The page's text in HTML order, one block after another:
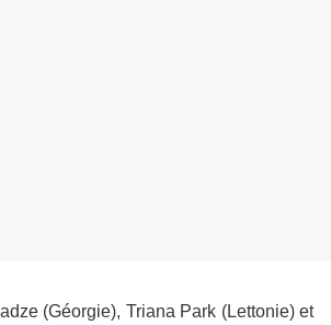
(Géorgie), Triana Park (Lettonie) et